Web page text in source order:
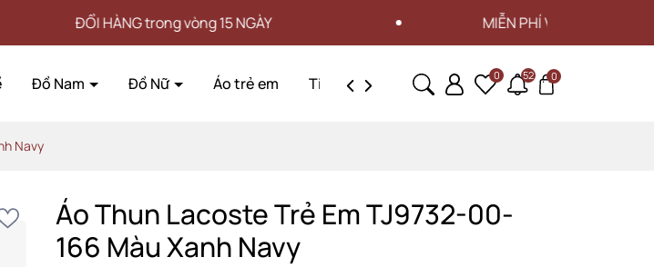
ĐỔI HÀNG trong vòng 15 NGÀY MIỄN PHÍ VẬN CHUYỂN CHO ĐƠN
Đồ Nam Đồ Nữ Áo trẻ em Tin tức Liên hệ 0 52 0
Navy
Áo Thun Lacoste Trẻ Em TJ9732-00-
166 Màu Xanh Navy